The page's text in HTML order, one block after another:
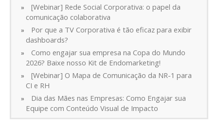
[Webinar] Rede Social Corporativa: o papel da
comunicação colaborativa
Por que a TV Corporativa é tão eficaz para exibir
dashboards?
Como engajar sua empresa na Copa do Mundo
2026? Baixe nosso Kit de Endomarketing!
[Webinar] O Mapa de Comunicação da NR-1 para
CI e RH
Dia das Mães nas Empresas: Como Engajar sua
Equipe com Conteúdo Visual de Impacto